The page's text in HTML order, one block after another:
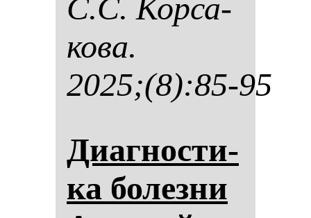
С.С. Кор­са­
ко­ва.
2025;(8):85-95
Диаг­нос­ти­
ка бо­лез­ни